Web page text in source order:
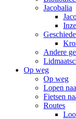
Jacobalia
Andere
Op weg
Op weg
Lopen
Fietsen
Routes